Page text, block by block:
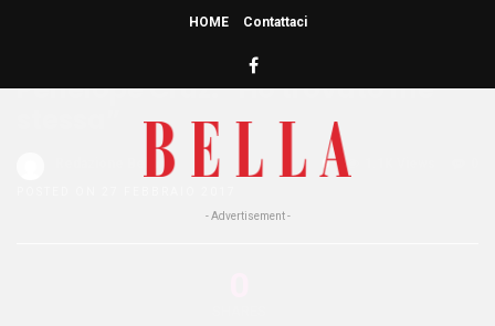
HOME Contattaci
- Advertisement -
Penelope Cruz: “Ho trovato me
0